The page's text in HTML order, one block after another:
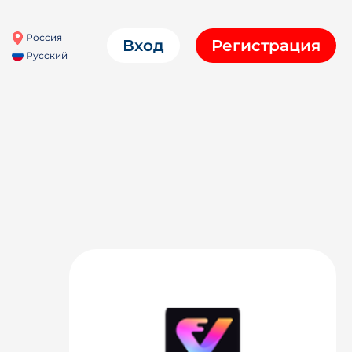
Россия
Русский
Вход Регистрация